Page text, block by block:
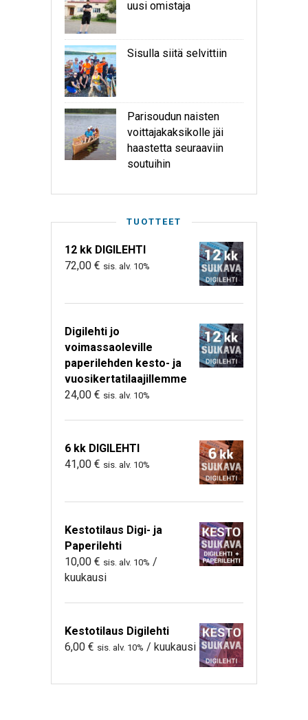
uusi omistaja
Sisulla siitä selvittiin
Parisoudun naisten
voittajakaksikolle jäi
haastetta seuraaviin
soutuihin
TUOTTEET
12 kk DIGILEHTI
72,00 € sis. alv. 10%
Digilehti jo
voimassaoleville
paperilehden kesto- ja
vuosikertatilaajillemme
24,00 € sis. alv. 10%
6 kk DIGILEHTI
41,00 € sis. alv. 10%
Kestotilaus Digi- ja
Paperilehti
10,00 € sis. alv. 10% /
kuukausi
Kestotilaus Digilehti
6,00 € sis. alv. 10% / kuukausi